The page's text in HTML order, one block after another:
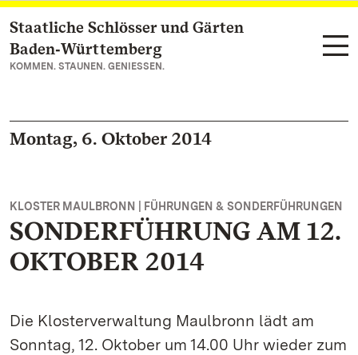
Zum Hauptinhalt springen
Staatliche Schlösser und Gärten
Baden‑Württemberg
KOMMEN. STAUNEN. GENIESSEN.
Montag, 6. Oktober 2014
KLOSTER MAULBRONN | FÜHRUNGEN & SONDERFÜHRUNGEN
SONDERFÜHRUNG AM 12.
OKTOBER 2014
Die Klosterverwaltung Maulbronn lädt am
Sonntag, 12. Oktober um 14.00 Uhr wieder zum